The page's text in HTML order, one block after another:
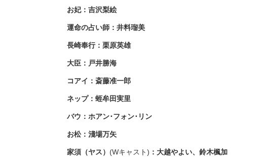
お妃：吉沢梨絵
運命の占い師：井料瑠美
長崎奉行：栗原英雄
大臣：戸井勝海
コアイ：斎藤准一郎
ネップ：蛭牟田実里
バウ：ホアン･フォン･リン
お松：淺場万矢
家須（ヤス） (Wキャスト) ：大越やよい、鈴木楓加